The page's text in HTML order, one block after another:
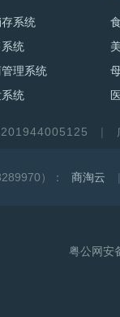
系统
统
理系统
统
）： 商淘云
粤公网安